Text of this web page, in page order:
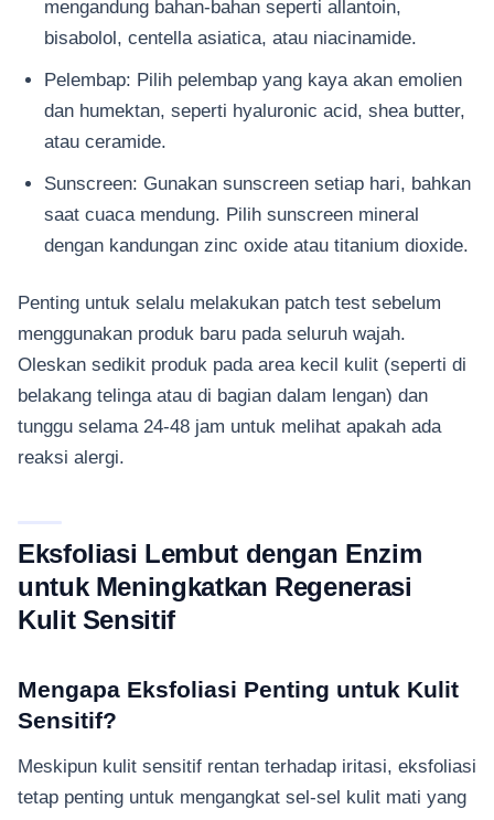
mengandung bahan-bahan seperti allantoin,
bisabolol, centella asiatica, atau niacinamide.
Pelembap: Pilih pelembap yang kaya akan emolien
dan humektan, seperti hyaluronic acid, shea butter,
atau ceramide.
Sunscreen: Gunakan sunscreen setiap hari, bahkan
saat cuaca mendung. Pilih sunscreen mineral
dengan kandungan zinc oxide atau titanium dioxide.
Penting untuk selalu melakukan patch test sebelum
menggunakan produk baru pada seluruh wajah.
Oleskan sedikit produk pada area kecil kulit (seperti di
belakang telinga atau di bagian dalam lengan) dan
tunggu selama 24-48 jam untuk melihat apakah ada
reaksi alergi.
Eksfoliasi Lembut dengan Enzim
untuk Meningkatkan Regenerasi
Kulit Sensitif
Mengapa Eksfoliasi Penting untuk Kulit
Sensitif?
Meskipun kulit sensitif rentan terhadap iritasi, eksfoliasi
tetap penting untuk mengangkat sel-sel kulit mati yang